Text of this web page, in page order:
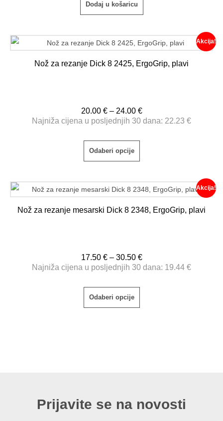
Dodaj u košaricu
Akcija!
Nož za rezanje Dick 8 2425, ErgoGrip, plavi
20.00 € – 24.00 €
Najniža cijena u posljednjih 30 dana: 22.23 €
Odaberi opcije
Akcija!
Nož za rezanje mesarski Dick 8 2348, ErgoGrip, plavi
17.50 € – 30.50 €
Najniža cijena u posljednjih 30 dana: 19.44 €
Odaberi opcije
Prijavite se na novosti